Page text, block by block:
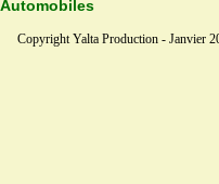
Automobiles
Copyright Yalta Production - Janvier